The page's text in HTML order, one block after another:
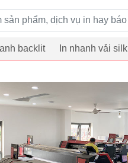
tìm kiếm
backlit In nhanh vải silk